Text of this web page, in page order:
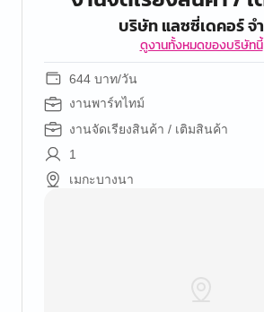
บริษัท แลซซี่เดคอร์ จ
ดูงานทั้งหมดของบริษัทนี้
644 บาท/วัน
งานพาร์ทไทม์
งานจัดเรียงสินค้า / เติมสินค้า
1
เมกะบางนา